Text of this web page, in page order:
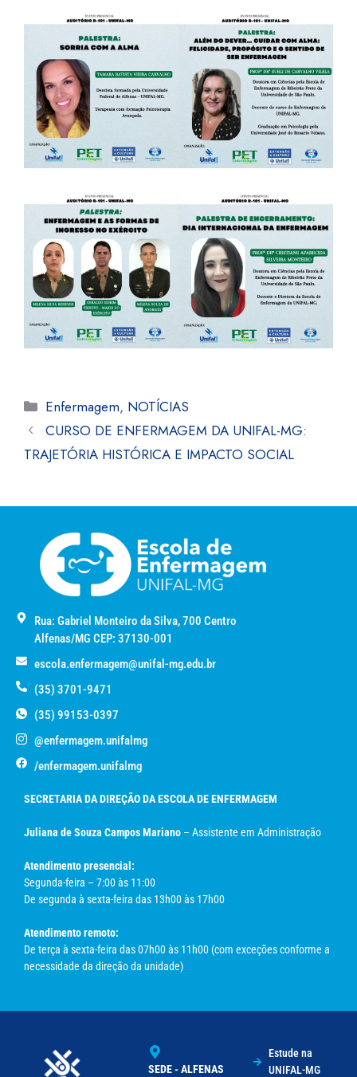
Enfermagem, NOTÍCIAS
CURSO DE ENFERMAGEM DA UNIFAL-MG:
TRAJETÓRIA HISTÓRICA E IMPACTO SOCIAL
Rua: Gabriel Monteiro da Silva, 700 Centro
Alfenas/MG CEP: 37130-001
escola.enfermagem@unifal-mg.edu.br
(35) 3701-9471
(35) 99153-0397
@enfermagem.unifalmg
/enfermagem.unifalmg
SECRETARIA DA DIREÇÃO DA ESCOLA DE ENFERMAGEM
Juliana de Souza Campos Mariano – Assistente em Administração
Atendimento presencial:
Segunda-feira – 7:00 às 11:00
De segunda à sexta-feira das 13h00 às 17h00
Atendimento remoto:
De terça à sexta-feira das 07h00 às 11h00 (com exceções conforme a
necessidade da direção da unidade)
SEDE - ALFENAS
Estude na
UNIFAL-MG